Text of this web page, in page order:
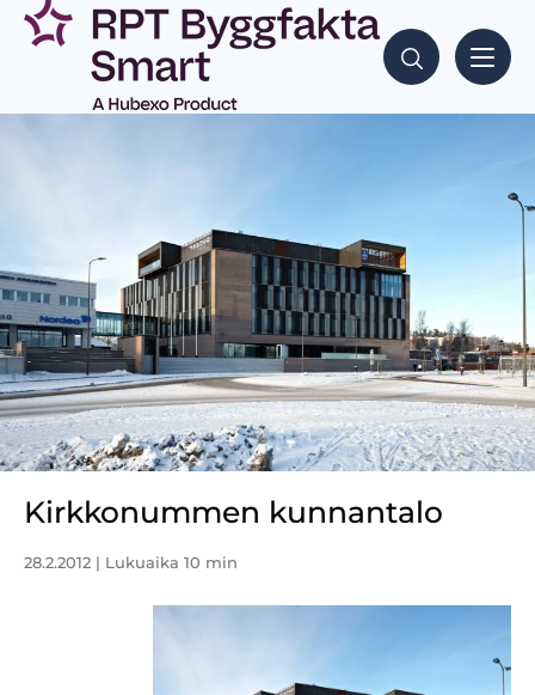
Kirkkonummen kunnantalo
28.2.2012 | Lukuaika 10 min